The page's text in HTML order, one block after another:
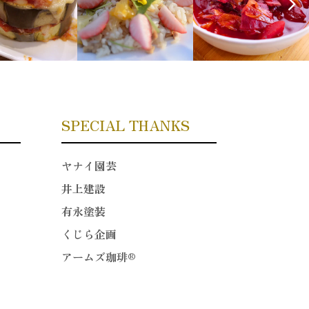
SPECIAL THANKS
ヤナイ園芸
井上建設
有永塗装
くじら企画
アームズ珈琲®